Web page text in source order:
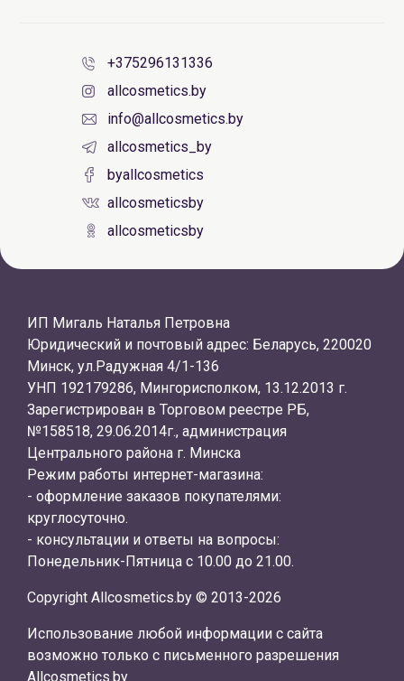
+375296131336
allcosmetics.by
info@allcosmetics.by
allcosmetics_by
byallcosmetics
allcosmeticsby
allcosmeticsby
ИП Мигаль Наталья Петровна
Юридический и почтовый адрес: Беларусь, 220020
Минск, ул.Радужная 4/1-136
УНП 192179286, Мингорисполком, 13.12.2013 г.
Зарегистрирован в Торговом реестре РБ,
№158518, 29.06.2014г., администрация
Центрального района г. Минска
Режим работы интернет-магазина:
- оформление заказов покупателями:
круглосуточно.
- консультации и ответы на вопросы:
Понедельник-Пятница с 10.00 до 21.00.
Copyright Allcosmetics.by © 2013-2026
Использование любой информации с сайта
возможно только с письменного разрешения
Allcosmetics.by